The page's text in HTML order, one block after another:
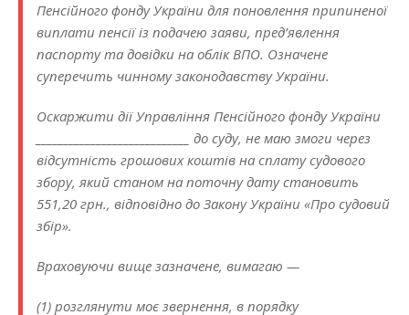
Пенсійного фонду України для поновлення припиненої
виплати пенсії із подачею заяви, пред’явлення
паспорту та довідки на облік ВПО. Означене
суперечить чинному законодавству України.
Оскаржити дії Управління Пенсійного фонду України
____________________________ до суду, не маю змоги через
відсутність грошових коштів на сплату судового
збору, який станом на поточну дату становить
551,20 грн., відповідно до Закону України «Про судовий
збір».
Враховуючи вище зазначене, вимагаю —
(1) розглянути моє звернення, в порядку